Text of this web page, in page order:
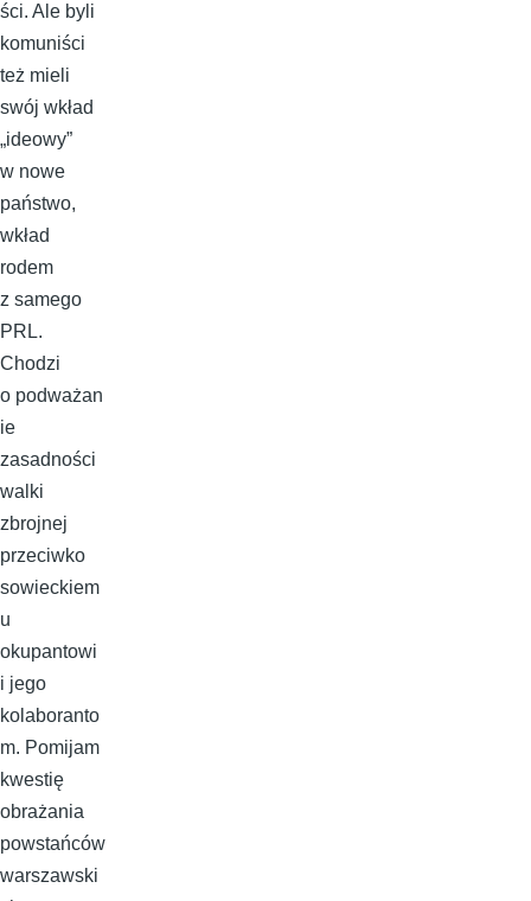
ści. Ale byli
komuniści
też mieli
swój wkład
„ideowy”
w nowe
państwo,
wkład
rodem
z samego
PRL.
Chodzi
o podważan
ie
zasadności
walki
zbrojnej
przeciwko
sowieckiem
u
okupantowi
i jego
kolaboranto
m. Pomijam
kwestię
obrażania
powstańców
warszawski